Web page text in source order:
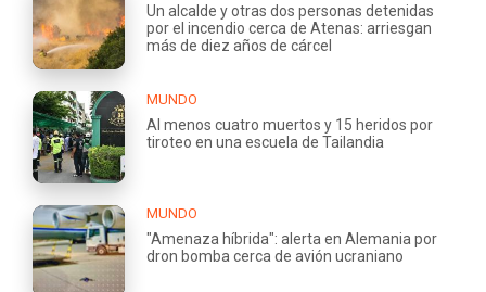
Un alcalde y otras dos personas detenidas
por el incendio cerca de Atenas: arriesgan
más de diez años de cárcel
MUNDO
Al menos cuatro muertos y 15 heridos por
tiroteo en una escuela de Tailandia
MUNDO
"Amenaza híbrida": alerta en Alemania por
dron bomba cerca de avión ucraniano